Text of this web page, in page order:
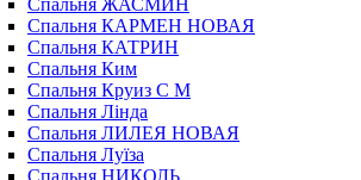
Спальня КАРМЕН НОВАЯ
Спальня КАТРИН
Спальня Ким
Спальня Круиз С М
Спальня Лінда
Спальня ЛИЛЕЯ НОВАЯ
Спальня Луїза
Спальня НИКОЛЬ